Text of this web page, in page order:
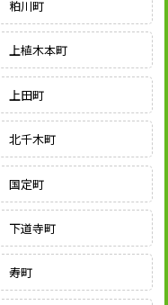
粕川町
上植木本町
上田町
北千木町
国定町
下道寺町
寿町